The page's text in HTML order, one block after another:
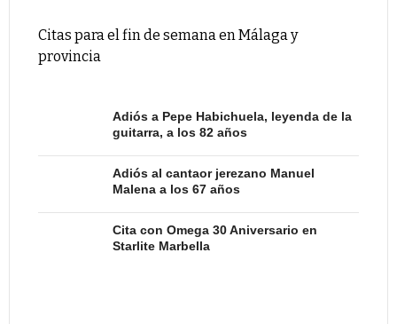
Citas para el fin de semana en Málaga y
provincia
Adiós a Pepe Habichuela, leyenda de la
guitarra, a los 82 años
Adiós al cantaor jerezano Manuel
Malena a los 67 años
Cita con Omega 30 Aniversario en
Starlite Marbella